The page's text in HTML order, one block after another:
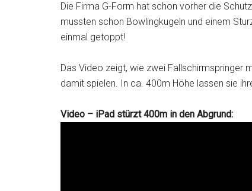
Die Firma G-Form hat schon vorher die
mussten schon Bowlingkugeln und einem
einmal getoppt!
Das Video zeigt, wie zwei Fallschirmspringer
damit spielen. In ca. 400m Höhe lassen sie
Video – iPad stürzt 400m in den Abgrund: